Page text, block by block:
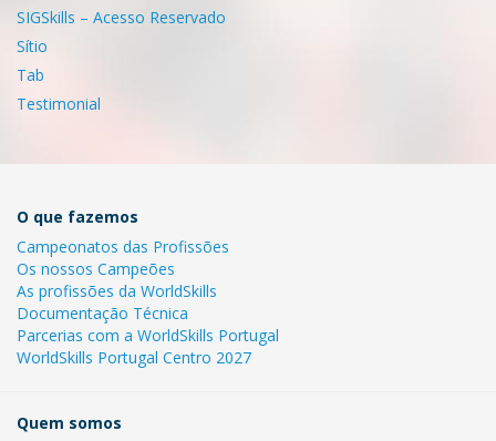
SIGSkills – Acesso Reservado
Sítio
Tab
Testimonial
O que fazemos
Campeonatos das Profissões
Os nossos Campeões
As profissões da WorldSkills
Documentação Técnica
Parcerias com a WorldSkills Portugal
WorldSkills Portugal Centro 2027
Quem somos